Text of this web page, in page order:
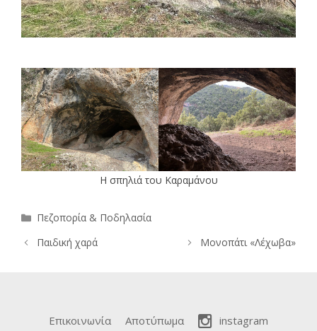
Η σπηλιά του Καραμάνου
Κατηγορίες
Πεζοπορία & Ποδηλασία
Παιδική χαρά
Μονοπάτι «Λέχωβα»
Επικοινωνία Αποτύπωμα instagram